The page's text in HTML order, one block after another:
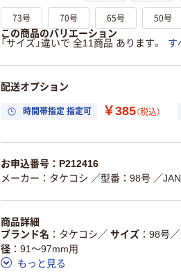
73号 70号 65号 50号
この商品のバリエーション
「サイズ」違いで 全11商品 あります。
す
配送オプション
時間帯指定 指定可 ￥385（税込）
お申込番号：P212416
メーカー：タケコシ ／型番：98号 ／
商品詳細
ブランド名
タケコシ ／ サイズ 98号／
径
91～97mm用
もっと見る